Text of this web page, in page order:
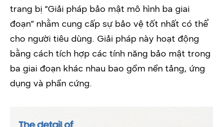
trang bị “Giải pháp bảo mật mô hình ba giai
đoạn” nhằm cung cấp sự bảo vệ tốt nhất có thể
cho người tiêu dùng. Giải pháp này hoạt động
bằng cách tích hợp các tính năng bảo mật trong
ba giai đoạn khác nhau bao gồm nền tảng, ứng
dụng và phần cứng.